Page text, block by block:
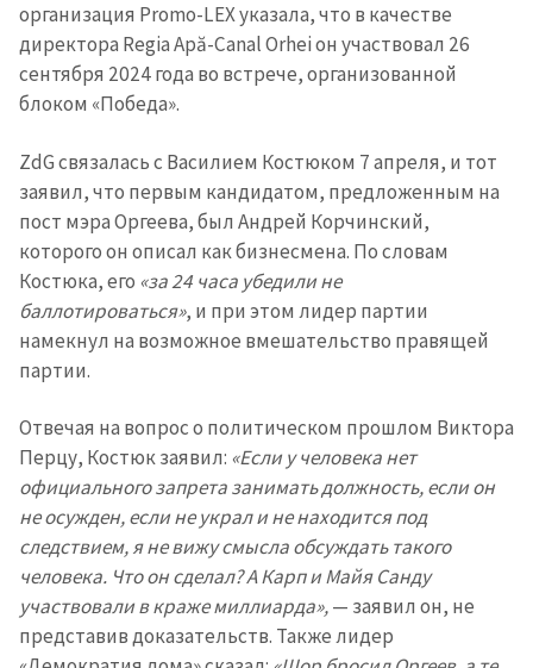
организация Promo-LEX указала, что в качестве
директора Regia Apă-Canal Orhei он участвовал 26
сентября 2024 года во встрече, организованной
блоком «Победа».
ZdG связалась с Василием Костюком 7 апреля, и тот
заявил, что первым кандидатом, предложенным на
пост мэра Оргеева, был Андрей Корчинский,
которого он описал как бизнесмена. По словам
Костюка, его «за 24 часа убедили не
баллотироваться», и при этом лидер партии
намекнул на возможное вмешательство правящей
партии.
Отвечая на вопрос о политическом прошлом Виктора
Перцу, Костюк заявил: «Если у человека нет
официального запрета занимать должность, если он
не осужден, если не украл и не находится под
следствием, я не вижу смысла обсуждать такого
человека. Что он сделал? А Карп и Майя Санду
участвовали в краже миллиарда»,— заявил он, не
представив доказательств. Также лидер